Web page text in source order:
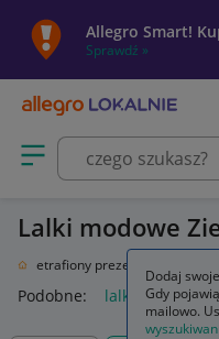
Allegro Smart!
Sprawdź »
Otwórz menu z kategoriami
Lalki modowe
Nietrafiony prezent
Podobne: lalki modowe
Dodaj
Gdy
mailowo.